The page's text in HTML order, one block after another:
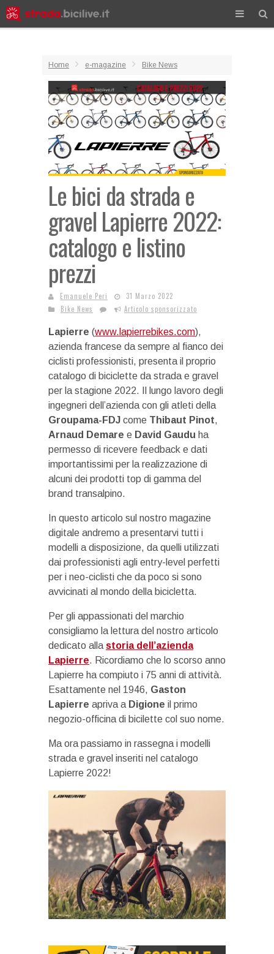
Home e-magazine Bike News
Le bici da strada e
gravel Lapierre 2022:
catalogo e listino
prezzi
Emanuele Peri
31 Marzo 2022
Bike News
Articolo sponsorizzato
Lapierre (www.lapierrebikes.com),
azienda francese da sempre al fianco dei
ciclisti professionisti, presenta il proprio
catalogo di biciclette da strada e gravel
per la stagione 2022. Il lungo lavoro degli
ingegneri dell’azienda con gli atleti della
Groupama-FDJ come Thibaut Pinot,
Arnaud Demare e David Gaudu ha
permesso di ricevere feedback e dati
importantissimi per la realizzazione di
alcuni dei prodotti top di gamma del
brand transalpino.
In questo articolo sul nostro magazine
digitale andremo a presentarvi tutti i
modelli a disposizione, da quelli utilizzati
dai professionisti agli entry-level perfetti
per i neo-ciclisti che da poco si sono
avvicinati al mondo della bicicletta.
Per gli appassionati del marchio
consigliamo la lettura del nostro articolo
dedicato alla storia dell’azienda
Lapierre. Ricordiamo che lo scorso anno
Lapierre ha compiuto i 75 anni di attività.
Esattamente nel 1946, Gaston
Lapierre apriva a Digione il primo
negozio-officina di bicilette col suo nome.
Ma ora passiamo in rassegna i modelli
strada e gravel inseriti nel catalogo
Lapierre 2022!